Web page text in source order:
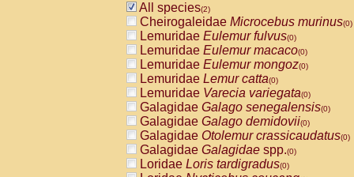
All species(2)
Cheirogaleidae Microcebus murinus(0)
Lemuridae Eulemur fulvus(0)
Lemuridae Eulemur macaco(0)
Lemuridae Eulemur mongoz(0)
Lemuridae Lemur catta(0)
Lemuridae Varecia variegata(0)
Galagidae Galago senegalensis(0)
Galagidae Galago demidovii(0)
Galagidae Otolemur crassicaudatus(0)
Galagidae Galagidae spp.(0)
Loridae Loris tardigradus(0)